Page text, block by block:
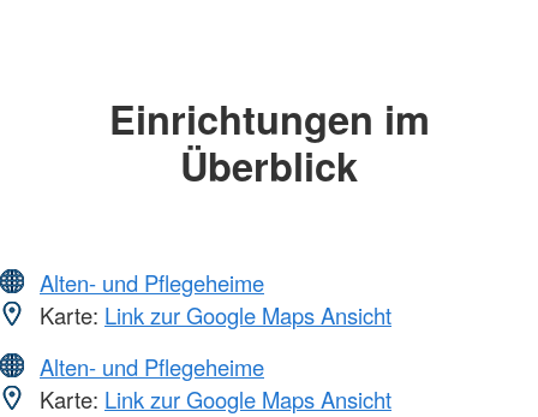
Einrichtungen im
Überblick
Alten- und Pflegeheime
Karte: Link zur Google Maps Ansicht
Alten- und Pflegeheime
Karte: Link zur Google Maps Ansicht